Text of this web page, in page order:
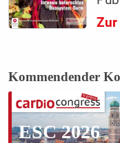
Zur
Kommendender
ESC 2026